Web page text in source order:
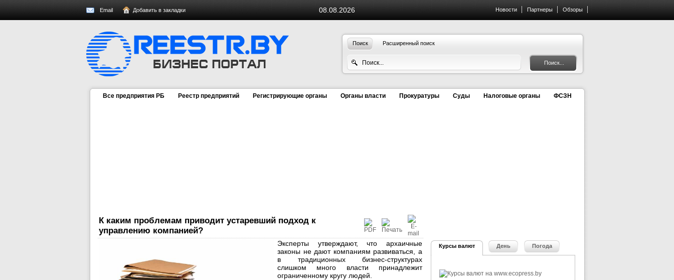
08.08.2026
Email Добавить в закладки Новости Партнеры Обзоры
Поиск Расширенный поиск
Все предприятия РБ Реестр предприятий Регистрирующие органы Органы власти Прокуратуры Суды Налоговые органы ФСЗН
К каким проблемам приводит устаревший подход к
управлению компанией?
Эксперты утверждают, что архаичные
законы не дают компаниям развиваться, а
в традиционных бизнес-структурах
слишком много власти принадлежит
ограниченному кругу людей.
Курсы валют День Погода